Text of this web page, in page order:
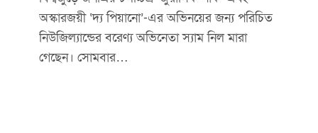
অস্কারজয়ী ‘দ্য পিয়ানো’-এর অভিনয়ের জন্য পরিচিত
নিউজিল্যান্ডের বরেণ্য অভিনেতা স্যাম নিল মারা
গেছেন। সোমবার…